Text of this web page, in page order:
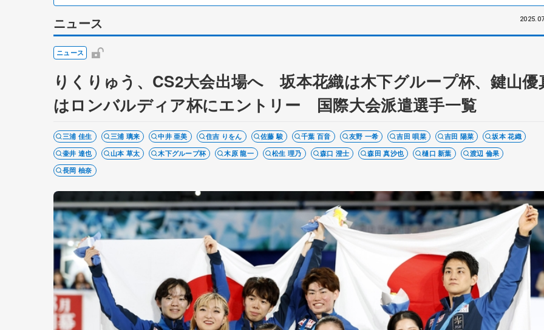
ニュース
ニュース
りくりゅう、CS2大会出場へ 坂本花織は木下グループ杯、鍵山優
はロンバルディア杯にエントリー 国際大会派遣選手一覧
三浦 佳生 三浦 璃来 中井 亜美 住吉 りをん 佐藤 駿 千葉 百音 友野 一希 吉田 唄菜 吉田 陽菜
坂本 花織
壷井 達也
山本 草太 木下グループ杯 木原 龍一 松生 理乃 森口 澄士 森田 真沙也 樋口 新葉
渡辺 倫果
長岡 柚奈